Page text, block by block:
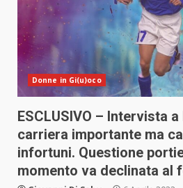
Donne in Gi(u)oco
ESCLUSIVO – Intervista
carriera importante ma
infortuni. Questione
momento va declinata al